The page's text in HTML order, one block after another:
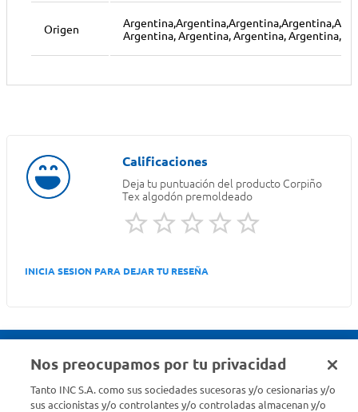
Origen
Argentina, Argentina, Argentina, Argentina,
Deja tu puntuación del producto Corpiño
Tex algodón premoldeado
INICIA SESION PARA DEJAR TU RESEÑA
Nos preocupamos por tu privacidad
Tanto INC S.A. como sus sociedades sucesoras y/o cesionarias y/o
sus accionistas y/o controlantes y/o controladas almacenan y/o